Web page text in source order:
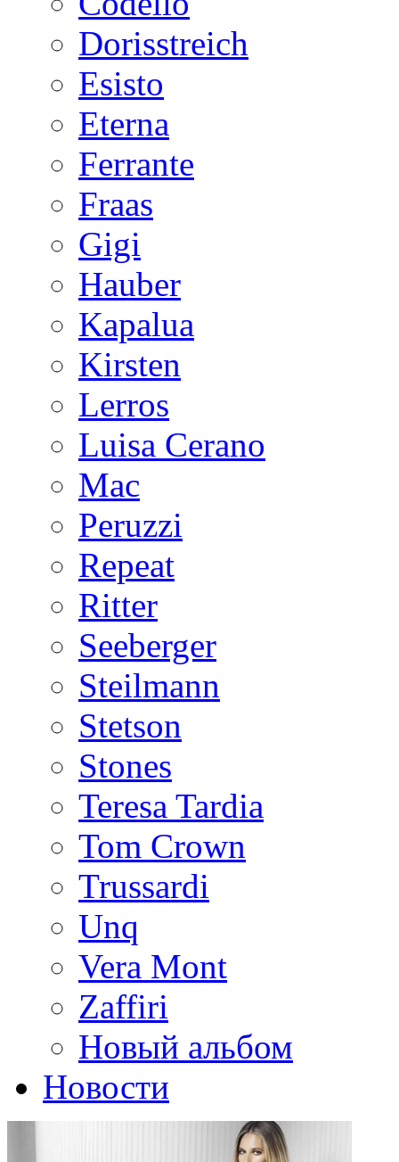
Dorisstreich
Esisto
Eterna
Ferrante
Fraas
Gigi
Hauber
Kapalua
Kirsten
Lerros
Luisa Cerano
Mac
Peruzzi
Repeat
Ritter
Seeberger
Steilmann
Stetson
Stones
Teresa Tardia
Tom Crown
Trussardi
Unq
Vera Mont
Zaffiri
Новый альбом
Новости